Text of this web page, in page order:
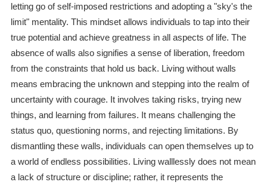
letting go of self-imposed restrictions and adopting a "sky's the
limit" mentality. This mindset allows individuals to tap into their
true potential and achieve greatness in all aspects of life. The
absence of walls also signifies a sense of liberation, freedom
from the constraints that hold us back. Living without walls
means embracing the unknown and stepping into the realm of
uncertainty with courage. It involves taking risks, trying new
things, and learning from failures. It means challenging the
status quo, questioning norms, and rejecting limitations. By
dismantling these walls, individuals can open themselves up to
a world of endless possibilities. Living walllessly does not mean
a lack of structure or discipline; rather, it represents the